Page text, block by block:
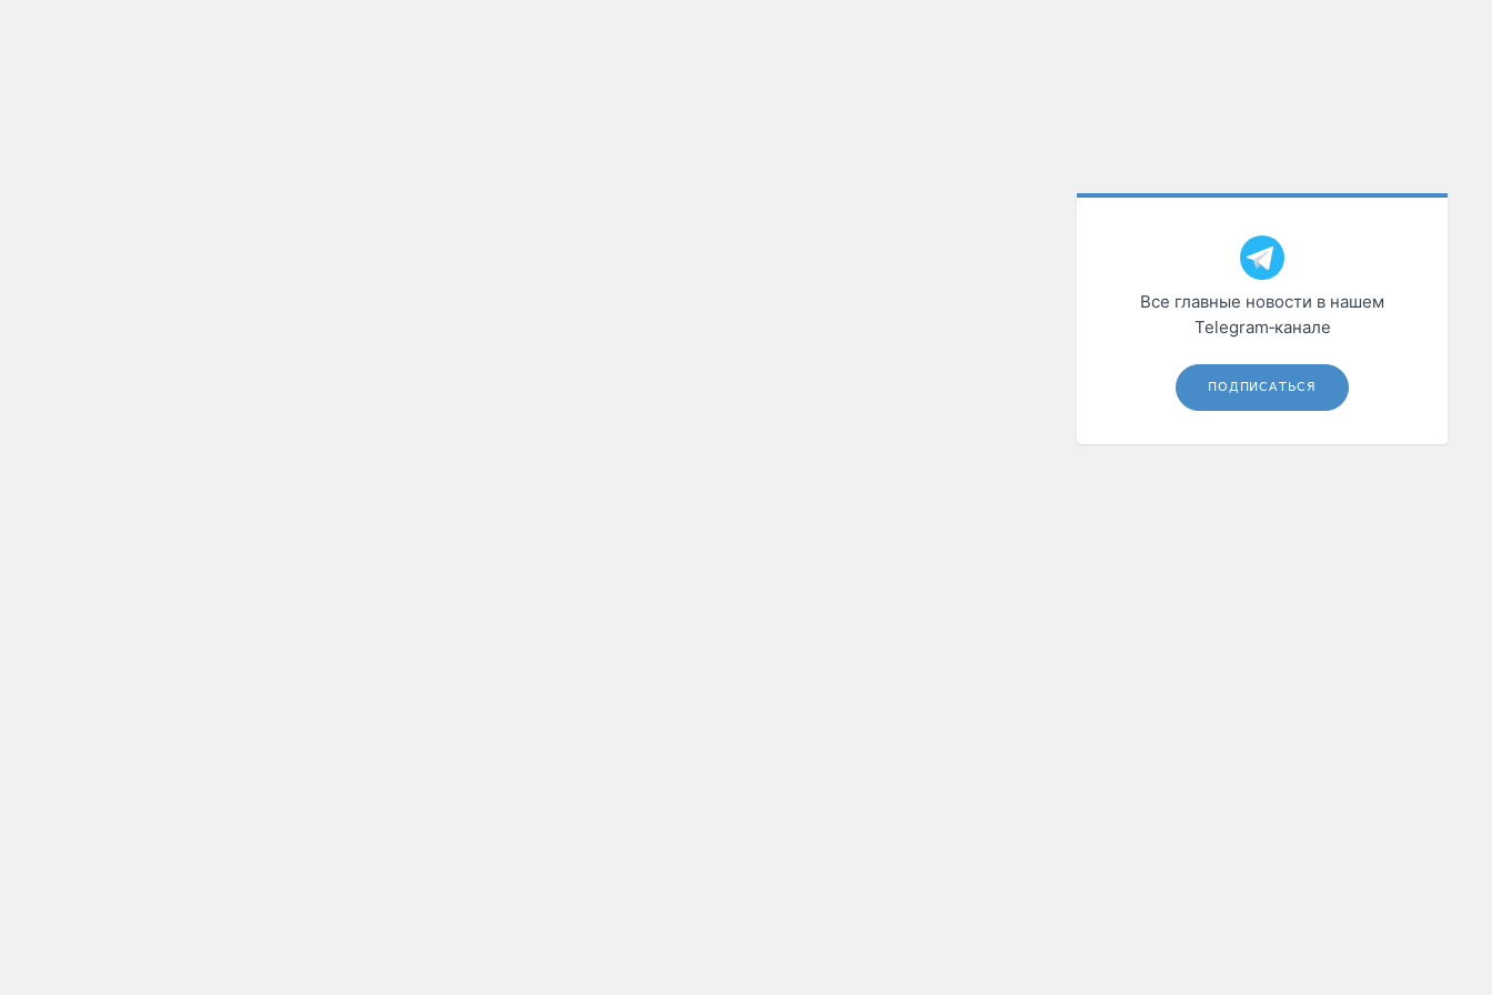
Все главные новости в нашем
Telegram‑канале
ПОДПИСАТЬСЯ